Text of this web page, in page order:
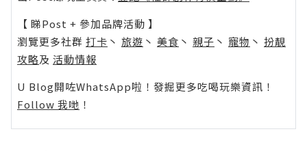
【 睇Post + 參加品牌活動 】
瀏覽更多社群 打卡 丶 旅遊 丶 美食 丶 親子 丶 寵物 丶 扮靚
攻略及 活動情報
U Blog開咗WhatsApp啦！發掘更多吃喝玩樂資訊！
Follow 我哋 ！